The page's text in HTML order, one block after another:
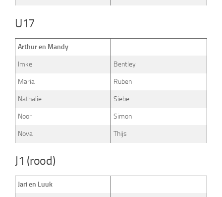
U17
Arthur en Mandy
Imke Bentley
Maria Ruben
Nathalie Siebe
Noor Simon
Nova Thijs
J1 (rood)
Jari en Luuk